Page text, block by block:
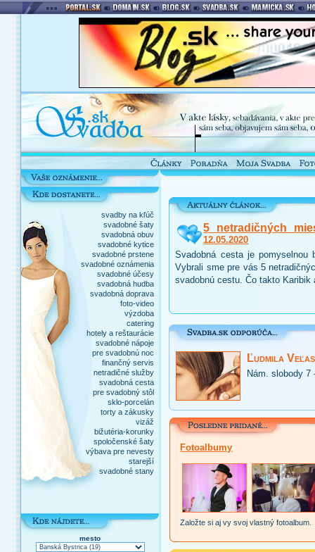
svadby na kľúč
svadobné šaty
svadobná obuv
svadobné kytice
svadobné prstene
svadobné oznámenia
svadobné účesy
svadobná hudba
svadobná doprava
foto-video
výzdoba
catering
hotely a reštaurácie
svadobné nápoje
pre svadobnú noc
finančný servis
netradičné služby
svadobná cesta
pre svadobný stôl
sklo-porcelán
torty a zákusky
vizáž
bižutéria-korunky
spoločenské šaty
výbava pre nevesty
starejší
svadobné stany
mesto
5 netradičných
12.05.2020
Svadobná cesta je pomyselnou
Vybrali sme pre vás 5
svadobnú cestu. Čo takto Karibik
Ľudmila
Nám. slobody 7
Fotoalbumy
Založte si aj vy svoj vlastný fotoalbum.